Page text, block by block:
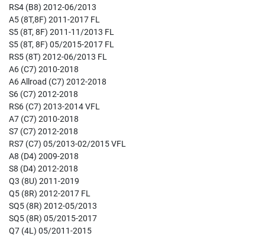
RS4 (B8) 2012-06/2013
A5 (8T,8F) 2011-2017 FL
S5 (8T, 8F) 2011-11/2013 FL
S5 (8T, 8F) 05/2015-2017 FL
RS5 (8T) 2012-06/2013 FL
A6 (C7) 2010-2018
A6 Allroad (C7) 2012-2018
S6 (C7) 2012-2018
RS6 (C7) 2013-2014 VFL
A7 (C7) 2010-2018
S7 (C7) 2012-2018
RS7 (C7) 05/2013-02/2015 VFL
A8 (D4) 2009-2018
S8 (D4) 2012-2018
Q3 (8U) 2011-2019
Q5 (8R) 2012-2017 FL
SQ5 (8R) 2012-05/2013
SQ5 (8R) 05/2015-2017
Q7 (4L) 05/2011-2015